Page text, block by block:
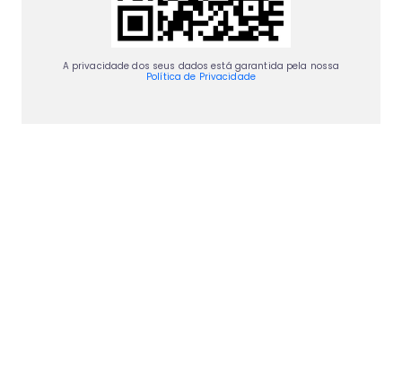
A privacidade dos seus dados está garantida pela nossa
Política de Privacidade